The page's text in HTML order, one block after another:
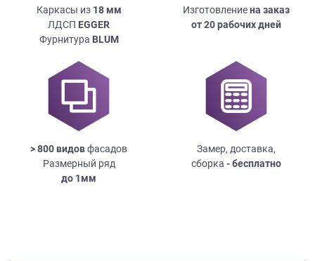
Каркасы из 18мм
ЛДСП EGGER
Фурнитура BLUM
Изготовлениена заказ
от 20 рабочих дней
> 800 видовфасадов
Размерный ряд
до 1мм
Замер, доставка,
сборка - бесплатно